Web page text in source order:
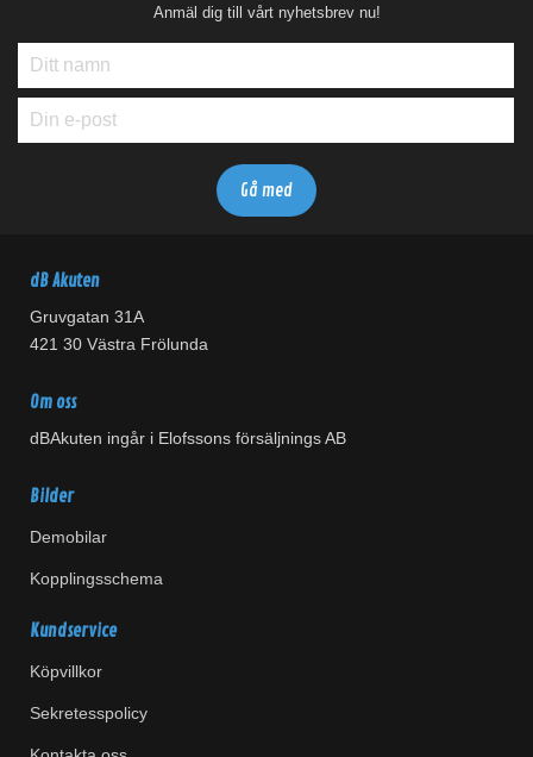
Anmäl dig till vårt nyhetsbrev nu!
dB Akuten
Gruvgatan 31A
421 30 Västra Frölunda
Om oss
dBAkuten ingår i Elofssons försäljnings AB
Bilder
Demobilar
Kopplingsschema
Kundservice
Köpvillkor
Sekretesspolicy